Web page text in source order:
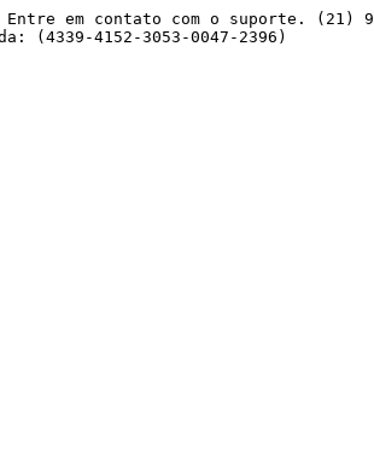
em contato com o suporte. (21)
(4339-4152-3053-0047-2396)